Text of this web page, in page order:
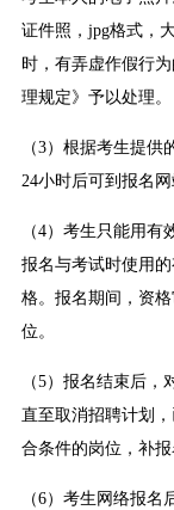
证件照，jpg格式，
时，有弄虚作假行
理规定》予以处理。
（3）根据考生提
24小时后可到报名
（4）考生只能用有
报名与考试时使用
格。报名期间，资
位。
（5）报名结束后
直至取消招聘计划
合条件的岗位，补报
（6）考生网络报